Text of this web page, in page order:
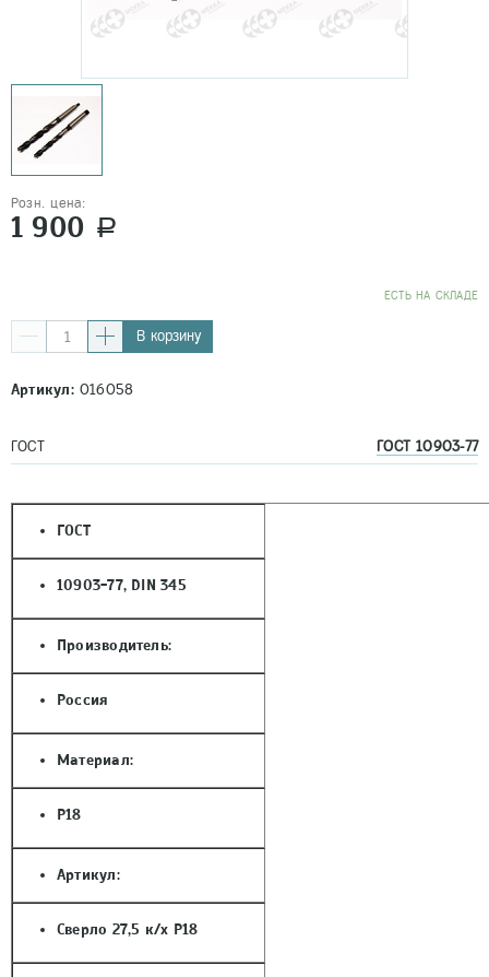
Розн. цена:
1 900 a
EСТЬ НА СКЛАДЕ
В корзину
Артикул:016058
ГОСТ ГОСТ 10903-77
ГОСТ
10903-77, DIN 345
Производитель:
Россия
Материал:
Р18
Артикул:
Сверло 27,5 к/х Р18